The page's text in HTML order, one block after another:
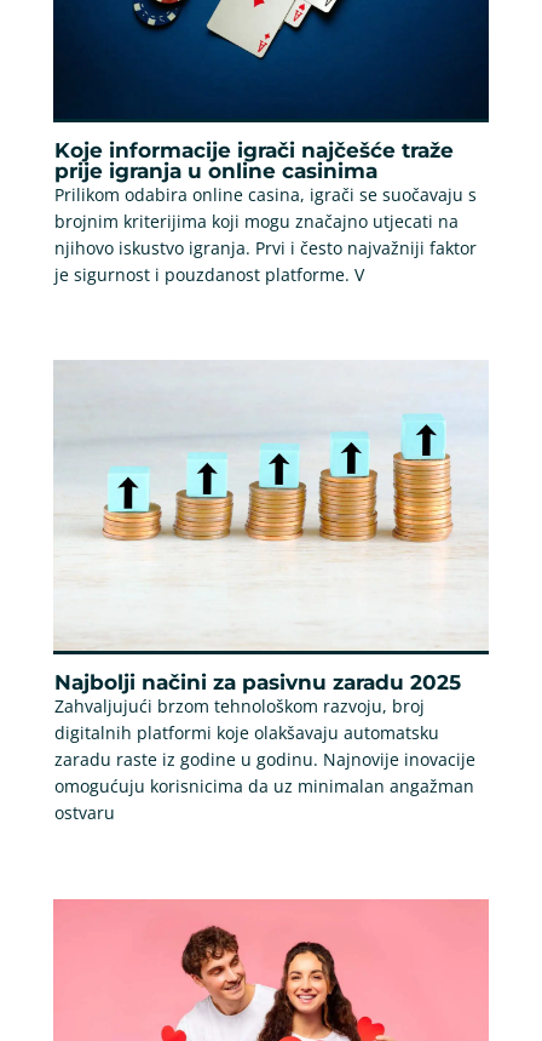
Koje informacije igrači najčešće traže
prije igranja u online casinima
Prilikom odabira online casina, igrači se suočavaju s
brojnim kriterijima koji mogu značajno utjecati na
njihovo iskustvo igranja. Prvi i često najvažniji faktor
je sigurnost i pouzdanost platforme. V
Najbolji načini za pasivnu zaradu 2025
Zahvaljujući brzom tehnološkom razvoju, broj
digitalnih platformi koje olakšavaju automatsku
zaradu raste iz godine u godinu. Najnovije inovacije
omogućuju korisnicima da uz minimalan angažman
ostvaru